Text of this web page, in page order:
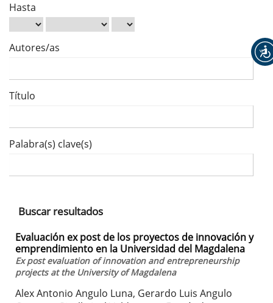
Hasta
Autores/as
Título
Palabra(s) clave(s)
Buscar resultados
Evaluación ex post de los proyectos de innovación y
emprendimiento en la Universidad del Magdalena
Ex post evaluation of innovation and entrepreneurship
projects at the University of Magdalena
Alex Antonio Angulo Luna, Gerardo Luis Angulo